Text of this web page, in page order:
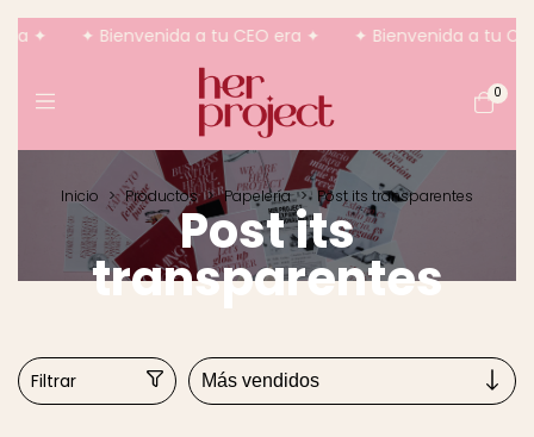
✦ ✦ Bienvenida a tu CEO era ✦ ✦ Bienvenida a tu
0
Inicio > Productos > Papelería > Post its transparentes
Post its
transparentes
Filtrar